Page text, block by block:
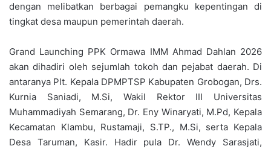
dengan melibatkan berbagai pemangku kepentingan di
tingkat desa maupun pemerintah daerah.
Grand Launching PPK Ormawa IMM Ahmad Dahlan 2026
akan dihadiri oleh sejumlah tokoh dan pejabat daerah. Di
antaranya Plt. Kepala DPMPTSP Kabupaten Grobogan, Drs.
Kurnia Saniadi, M.Si, Wakil Rektor III Universitas
Muhammadiyah Semarang, Dr. Eny Winaryati, M.Pd, Kepala
Kecamatan Klambu, Rustamaji, S.TP., M.Si, serta Kepala
Desa Taruman, Kasir. Hadir pula Dr. Wendy Sarasjati,